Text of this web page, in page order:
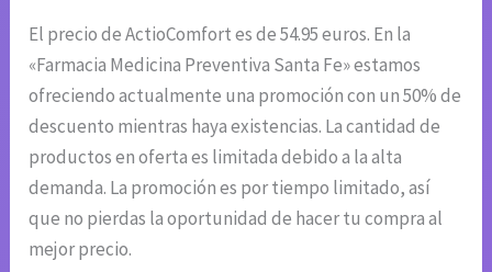
El precio de ActioComfort es de 54.95 euros. En la
«Farmacia Medicina Preventiva Santa Fe» estamos
ofreciendo actualmente una promoción con un 50% de
descuento mientras haya existencias. La cantidad de
productos en oferta es limitada debido a la alta
demanda. La promoción es por tiempo limitado, así
que no pierdas la oportunidad de hacer tu compra al
mejor precio.